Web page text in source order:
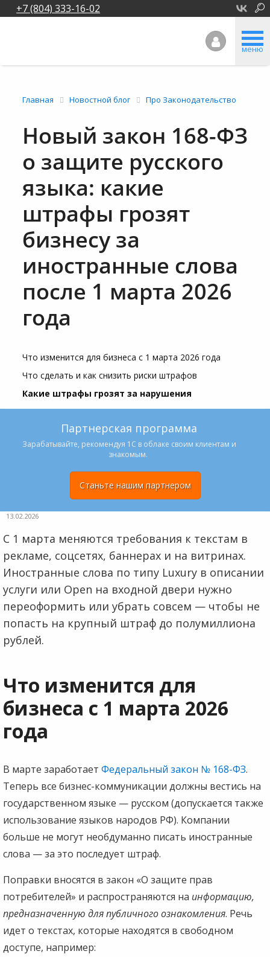
+7 (804) 333-16-02
меню
Главная Новостной блог Про Законодательство
Новый закон 168-ФЗ
о защите русского
языка: какие
штрафы грозят
бизнесу за
иностранные слова
после 1 марта 2026
года
Что изменится для бизнеса с 1 марта 2026 года
Что сделать и как снизить риски штрафов
Какие штрафы грозят за нарушения
Партнерская программа
Зарабатывайте, рекомендуя 1С в облаке своим клиентам и
знакомым.
Станьте нашим партнером
13.02.2026
С 1 марта меняются требования к текстам в
рекламе, соцсетях, баннерах и на витринах.
Иностранные слова по типу Luxury в описании
услуги или Open на входной двери нужно
переоформить или убрать совсем — чтобы не
попасть на крупный штраф до полумиллиона
рублей.
Что изменится для
бизнеса с 1 марта 2026
года
В марте заработает Федеральный закон № 168-ФЗ.
Теперь все бизнес-коммуникации должны вестись на
государственном языке — русском (допускается также
использование языков народов РФ). Компании
больше не могут необдуманно писать иностранные
слова — за это последует штраф.
Поправки вносятся в закон «О защите прав
потребителей» и распространяются на информацию,
предназначенную для публичного ознакомления. Речь
идет о текстах, которые находятся в свободном
доступе, например: